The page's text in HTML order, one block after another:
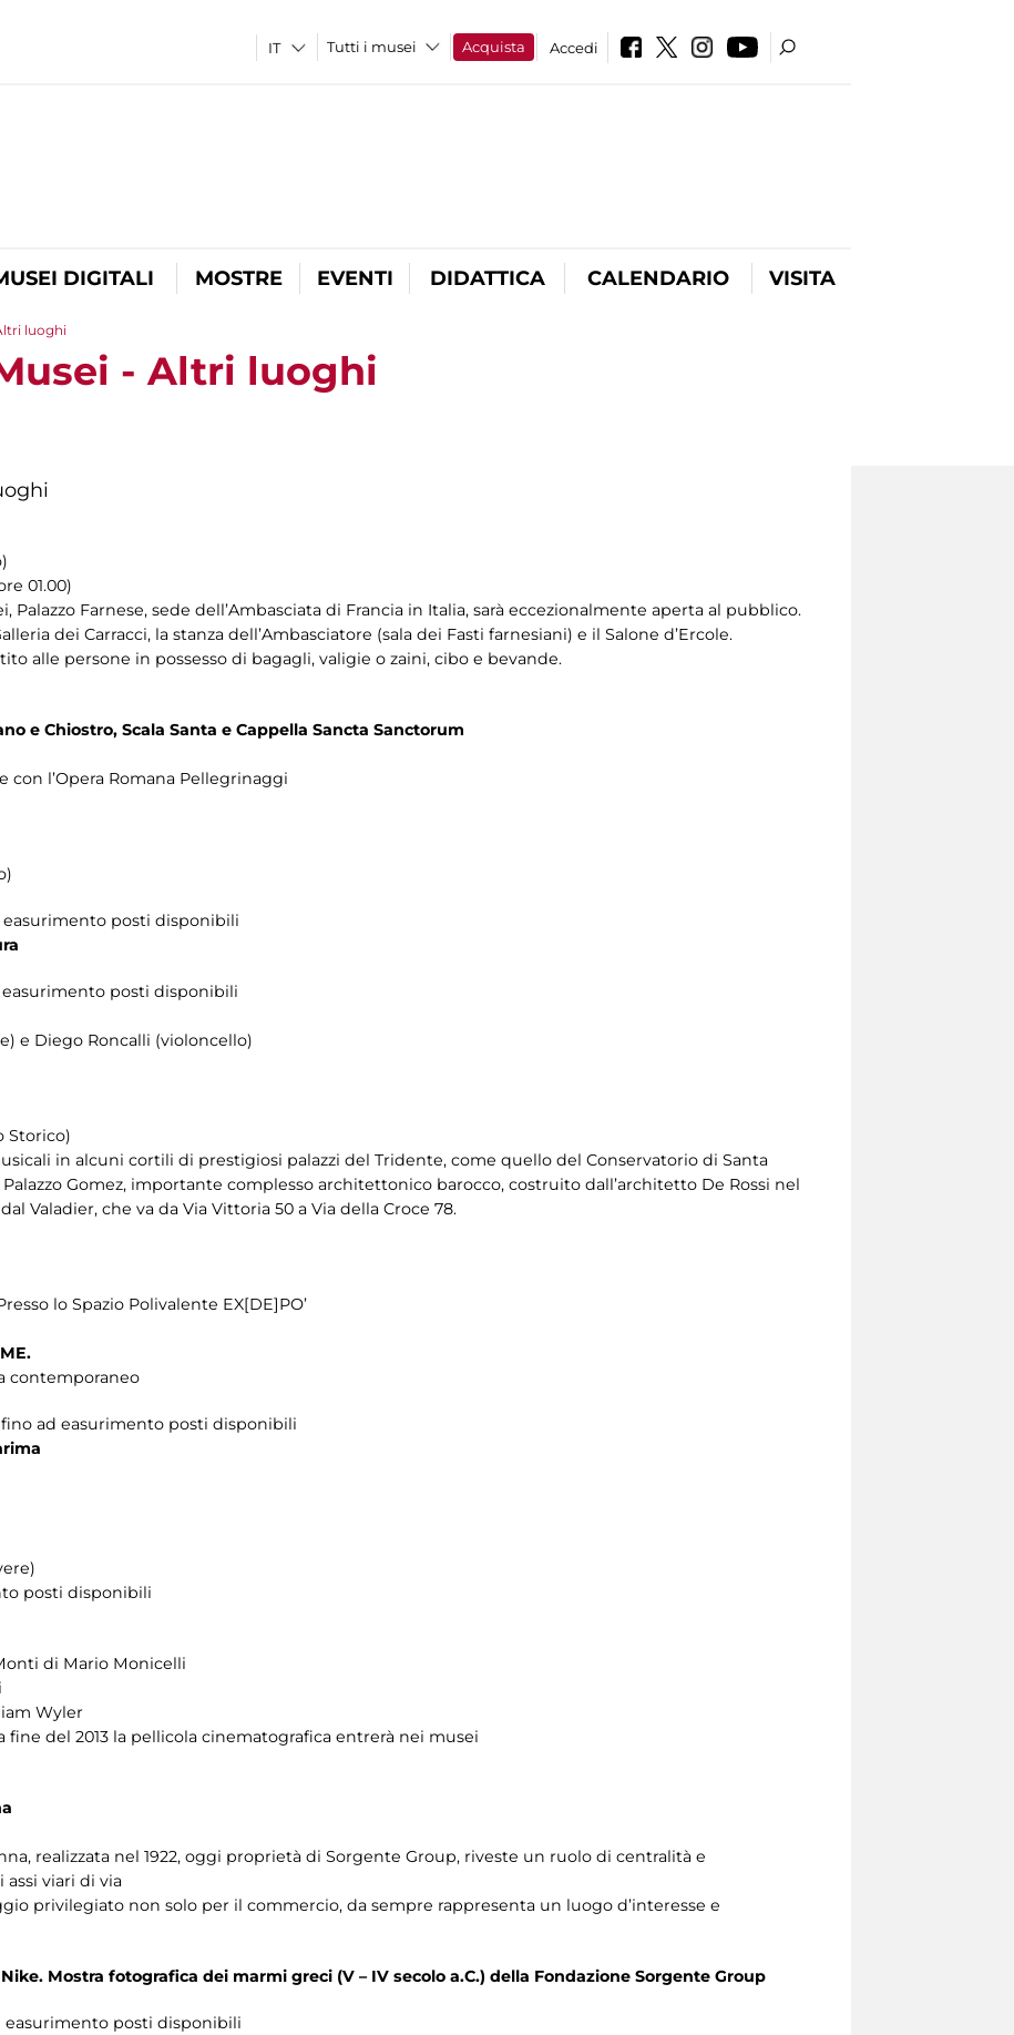
Tutti i musei Acquista Accedi
DIGITALI MOSTRE EVENTI DIDATTICA CALENDARIO VISITA
luoghi
- Altri luoghi
01.00)
Palazzo Farnese, sede dell’Ambasciata di Francia in Italia, sarà eccezionalmente aperta al pubblico.
dei Carracci, la stanza dell’Ambasciatore (sala dei Fasti farnesiani) e il Salone d’Ercole.
alle persone in possesso di bagagli, valigie o zaini, cibo e bevande.
e Chiostro, Scala Santa e Cappella Sancta Sanctorum
con l’Opera Romana Pellegrinaggi
easurimento posti disponibili
easurimento posti disponibili
e Diego Roncalli (violoncello)
Storico)
in alcuni cortili di prestigiosi palazzi del Tridente, come quello del Conservatorio di Santa
Gomez, importante complesso architettonico barocco, costruito dall’architetto De Rossi nel
Valadier, che va da Via Vittoria 50 a Via della Croce 78.
lo Spazio Polivalente EX[DE]PO’
contemporaneo
fino ad easurimento posti disponibili
posti disponibili
di Mario Monicelli
Wyler
fine del 2013 la pellicola cinematografica entrerà nei musei
realizzata nel 1922, oggi proprietà di Sorgente Group, riveste un ruolo di centralità e
viari di via
privilegiato non solo per il commercio, da sempre rappresenta un luogo d’interesse e
Nike. Mostra fotografica dei marmi greci (V – IV secolo a.C.) della Fondazione Sorgente Group
easurimento posti disponibili